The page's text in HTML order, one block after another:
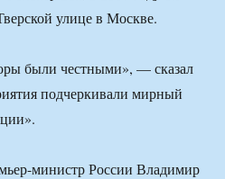
улице в Москве.
были честными», — сказал
подчеркивали мирный
министр России Владимир